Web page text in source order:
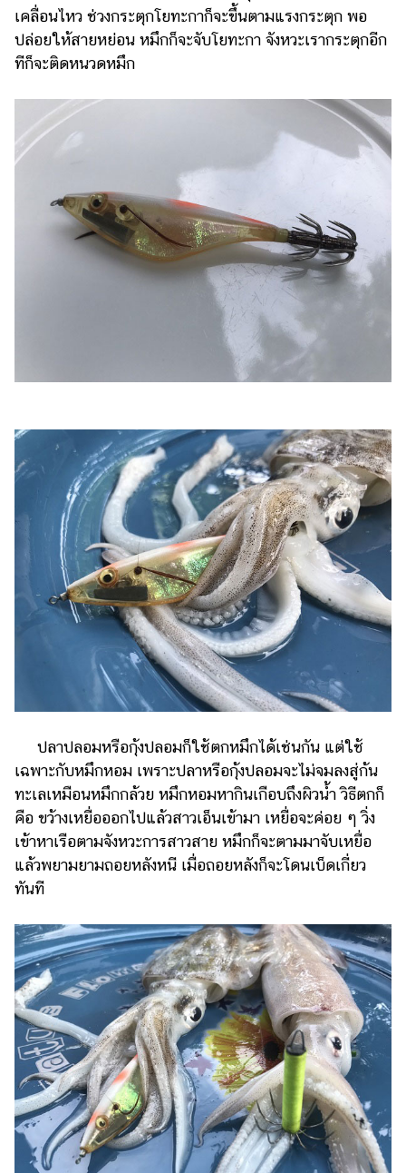
เคลื่อนไหว ช่วงกระตุกโยทะกาก็จะขึ้นตามแรงกระตุก พอ
ปล่อยให้สายหย่อน หมึกก็จะจับโยทะกา จังหวะเรากระตุกอีก
ทีก็จะติดหนวดหมึก
ปลาปลอมหรือกุ้งปลอมก็ใช้ตกหมึกได้เช่นกัน แต่ใช้
เฉพาะกับหมึกหอม เพราะปลาหรือกุ้งปลอมจะไม่จมลงสู่ก้น
ทะเลเหมือนหมึกกล้วย หมึกหอมหากินเกือบถึงผิวน้ำ วิธีตกก็
คือ ขว้างเหยื่อออกไปแล้วสาวเอ็นเข้ามา เหยื่อจะค่อย ๆ วิ่ง
เข้าหาเรือตามจังหวะการสาวสาย หมึกก็จะตามมาจับเหยื่อ
แล้วพยามยามถอยหลังหนี เมื่อถอยหลังก็จะโดนเบ็ดเกี่ยว
ทันที